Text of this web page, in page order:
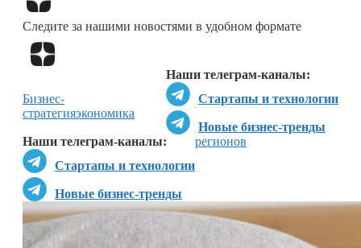
Следите за нашими новостями в удобном формате
Наши телеграм-каналы:
Стартапы и технологии
Новые бизнес-тренды
Наши телеграм-каналы:
Стартапы и технологии
Новые бизнес-тренды
Бизнес-
стратегияэкономика
регионов